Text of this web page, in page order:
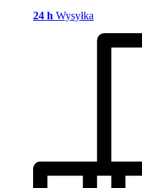
24 h Wysyłka